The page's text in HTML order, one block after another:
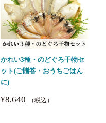
かれい3種・のどぐろ干物セ
ット(ご贈答・おうちごはん
に)
¥8,640 （税込）